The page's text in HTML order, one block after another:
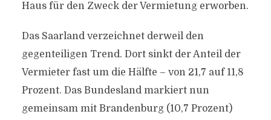
Haus für den Zweck der Vermietung erworben.
Das Saarland verzeichnet derweil den
gegenteiligen Trend. Dort sinkt der Anteil der
Vermieter fast um die Hälfte – von 21,7 auf 11,8
Prozent. Das Bundesland markiert nun
gemeinsam mit Brandenburg (10,7 Prozent)